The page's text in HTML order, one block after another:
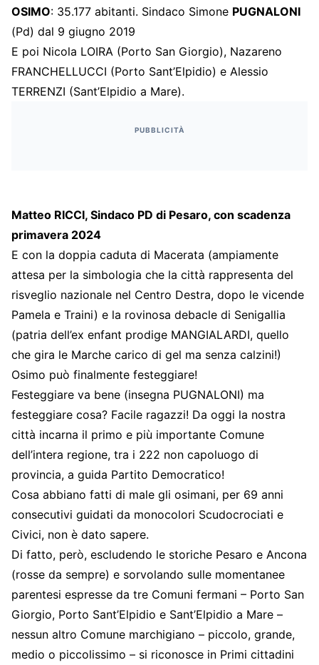
OSIMO: 35.177 abitanti. Sindaco Simone PUGNALONI
(Pd) dal 9 giugno 2019
E poi Nicola LOIRA (Porto San Giorgio), Nazareno
FRANCHELLUCCI (Porto Sant’Elpidio) e Alessio
TERRENZI (Sant’Elpidio a Mare).
PUBBLICITÀ
Matteo RICCI, Sindaco PD di Pesaro, con scadenza
primavera 2024
E con la doppia caduta di Macerata (ampiamente
attesa per la simbologia che la città rappresenta del
risveglio nazionale nel Centro Destra, dopo le vicende
Pamela e Traini) e la rovinosa debacle di Senigallia
(patria dell’ex enfant prodige MANGIALARDI, quello
che gira le Marche carico di gel ma senza calzini!)
Osimo può finalmente festeggiare!
Festeggiare va bene (insegna PUGNALONI) ma
festeggiare cosa? Facile ragazzi! Da oggi la nostra
città incarna il primo e più importante Comune
dell’intera regione, tra i 222 non capoluogo di
provincia, a guida Partito Democratico!
Cosa abbiano fatti di male gli osimani, per 69 anni
consecutivi guidati da monocolori Scudocrociati e
Civici, non è dato sapere.
Di fatto, però, escludendo le storiche Pesaro e Ancona
(rosse da sempre) e sorvolando sulle momentanee
parentesi espresse da tre Comuni fermani – Porto San
Giorgio, Porto Sant’Elpidio e Sant’Elpidio a Mare –
nessun altro Comune marchigiano – piccolo, grande,
medio o piccolissimo – si riconosce in Primi cittadini